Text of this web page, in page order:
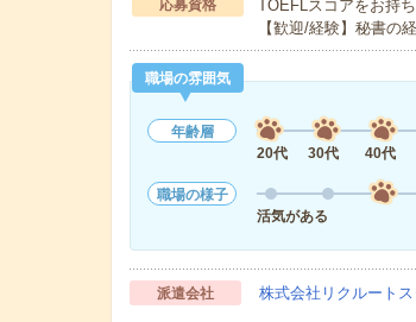
応募資格
TOEFLスコアをお持
【歓迎/経験】秘書の
職場の雰囲気
年齢層
20代
30代 40代
職場の様子
活気がある
派遣会社 株式会社リクルート